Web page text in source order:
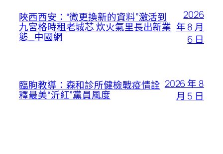
陜西西安：“微更換新的資料”激活到
九宮格時租老城芯 炊火氣里長出新業
態_中國網
2026
年 8 月
6 日
臨朐教導：森和診所健檢戰疫情詮
釋最美“沂紅”黨員風度
2026 年 8
月 5 日